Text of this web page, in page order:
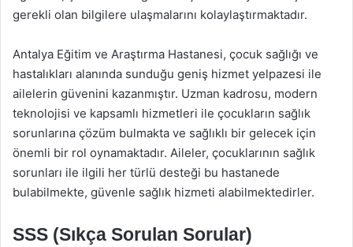
gerekli olan bilgilere ulaşmalarını kolaylaştırmaktadır.
Antalya Eğitim ve Araştırma Hastanesi, çocuk sağlığı ve
hastalıkları alanında sunduğu geniş hizmet yelpazesi ile
ailelerin güvenini kazanmıştır. Uzman kadrosu, modern
teknolojisi ve kapsamlı hizmetleri ile çocukların sağlık
sorunlarına çözüm bulmakta ve sağlıklı bir gelecek için
önemli bir rol oynamaktadır. Aileler, çocuklarının sağlık
sorunları ile ilgili her türlü desteği bu hastanede
bulabilmekte, güvenle sağlık hizmeti alabilmektedirler.
SSS (Sıkça Sorulan Sorular)